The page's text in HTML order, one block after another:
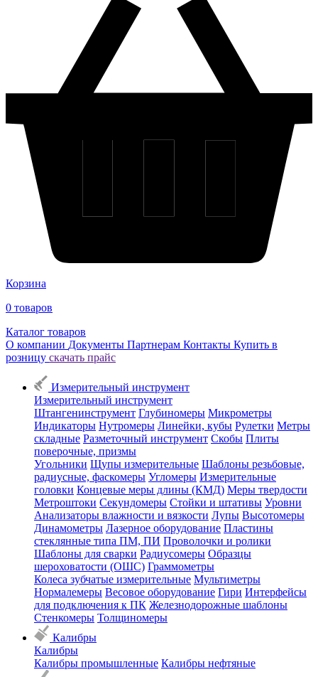
Корзина
0 товаров
Каталог товаров
О компании Документы Партнерам Контакты Купить в
розницу скачать прайс
Измерительный инструмент
Измерительный инструмент
Штангенинструмент Глубиномеры Микрометры
Индикаторы Нутромеры Линейки, кубы Рулетки Метры
складные Разметочный инструмент Скобы Плиты
поверочные, призмы
Угольники Щупы измерительные Шаблоны резьбовые,
радиусные, фаскомеры Угломеры Измерительные
головки Концевые меры длины (КМД) Меры твердости
Метроштоки Секундомеры Стойки и штативы Уровни
Анализаторы влажности и вязкости Лупы Высотомеры
Динамометры Лазерное оборудование Пластины
стеклянные типа ПМ, ПИ Проволочки и ролики
Шаблоны для сварки Радиусомеры Образцы
шероховатости (ОШС) Граммометры
Колеса зубчатые измерительные Мультиметры
Нормалемеры Весовое оборудование Гири Интерфейсы
для подключения к ПК Железнодорожные шаблоны
Стенкомеры Толщиномеры
Калибры
Калибры
Калибры промышленные Калибры нефтяные